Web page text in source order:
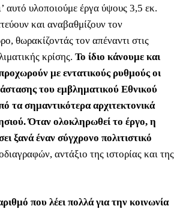
αυτό υλοποιούμε έργα ύψους 3,5 εκ.
και αναβαθμίζουν τον
θωρακίζοντάς τον απέναντι στις
κρίσης. Το ίδιο κάνουμε και
με εντατικούς ρυθμούς οι
του εμβληματικού Εθνικού
τα σημαντικότερα αρχιτεκτονικά
Όταν ολοκληρωθεί το έργο, η
ξανά έναν σύγχρονο πολιτιστικό
αντάξιο της ιστορίας και της
που λέει πολλά για την κοινωνία